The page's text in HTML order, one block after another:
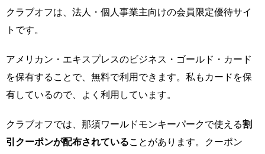
クラブオフは、法人・個人事業主向けの会員限定優待サイ
トです。
アメリカン・エキスプレスのビジネス・ゴールド・カード
を保有することで、無料で利用できます。私もカードを保
有しているので、よく利用しています。
クラブオフでは、那須ワールドモンキーパークで使える割
引クーポンが配布されていることがあります。クーポン